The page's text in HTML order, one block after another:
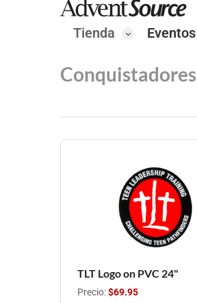
Tienda Eventos
Conquistadores
TLT Logo on PVC 24"
Precio:$69.95